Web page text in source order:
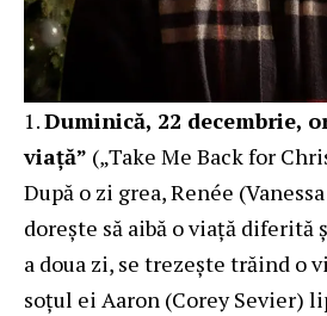
Duminică, 22 decembrie,
viață” („Take Me Back for
După o zi grea, Renée
dorește să aibă o viață diferită
a doua zi, se trezește trăind o
soțul ei Aaron (Corey Sevier)